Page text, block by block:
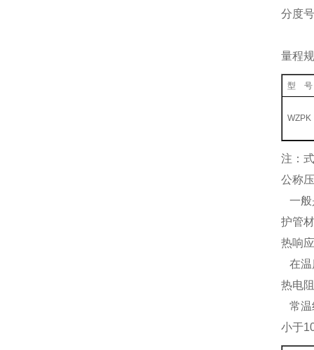
分度
量程
型 号
WZPK
注：
公称
一般
护管
热响
在温
热电
常温
小于